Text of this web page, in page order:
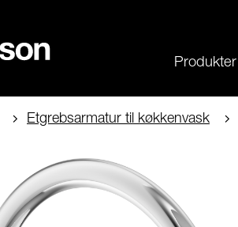
Produkter
Etgrebsarmatur til køkkenvask